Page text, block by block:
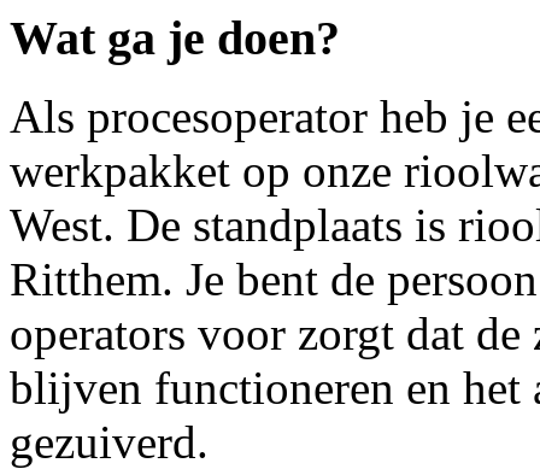
Wat ga je doen?
Als procesoperator heb je
werkpakket op onze
West. De standplaats is
Ritthem. Je bent de
operators voor zorgt dat
blijven functioneren en
gezuiverd.